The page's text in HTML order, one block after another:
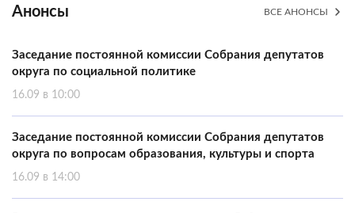
Анонсы ВСЕ АНОНСЫ
Заседание постоянной комиссии Собрания депутатов
округа по социальной политике
16.09 в 10:00
Заседание постоянной комиссии Собрания депутатов
округа по вопросам образования, культуры и спорта
16.09 в 14:00